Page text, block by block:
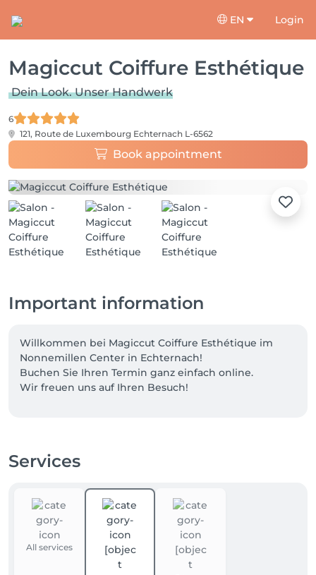
EN Login
Magiccut Coiffure Esthétique
Dein Look. Unser Handwerk
6
121, Route de Luxembourg Echternach L-6562
Book appointment
Important information
Willkommen bei Magiccut Coiffure Esthétique im
Nonnemillen Center in Echternach!
Buchen Sie Ihren Termin ganz einfach online.
Wir freuen uns auf Ihren Besuch!
Services
All services